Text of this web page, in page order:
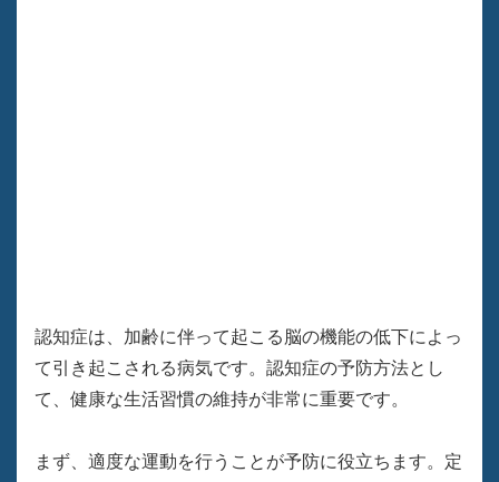
認知症は、加齢に伴って起こる脳の機能の低下によっ
て引き起こされる病気です。認知症の予防方法とし
て、健康な生活習慣の維持が非常に重要です。
まず、適度な運動を行うことが予防に役立ちます。定